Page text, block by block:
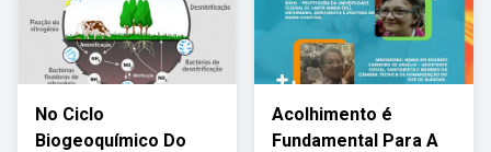
No Ciclo
Biogeoquímico Do
Acolhimento é
Fundamental Para A